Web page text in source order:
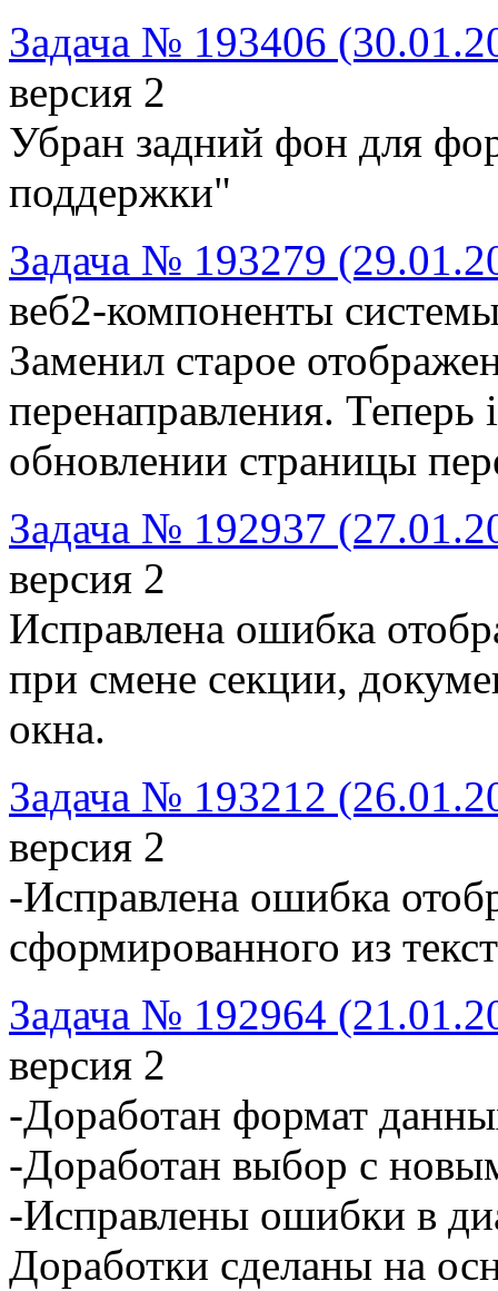
Задача № 193406
версия 2
Убран задний фон для
поддержки"
Задача № 193279
веб2-компоненты
Заменил старое
перенаправления.
обновлении страницы
Задача № 192937
версия 2
Исправлена ошибка
при смене секции,
окна.
Задача № 193212
версия 2
-Исправлена ошибка
сформированного из
Задача № 192964
версия 2
-Доработан формат
-Доработан выбор с
-Исправлены ошибки в
Доработки сделаны на